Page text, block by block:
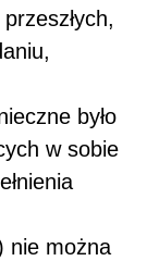
było
w sobie
nie można